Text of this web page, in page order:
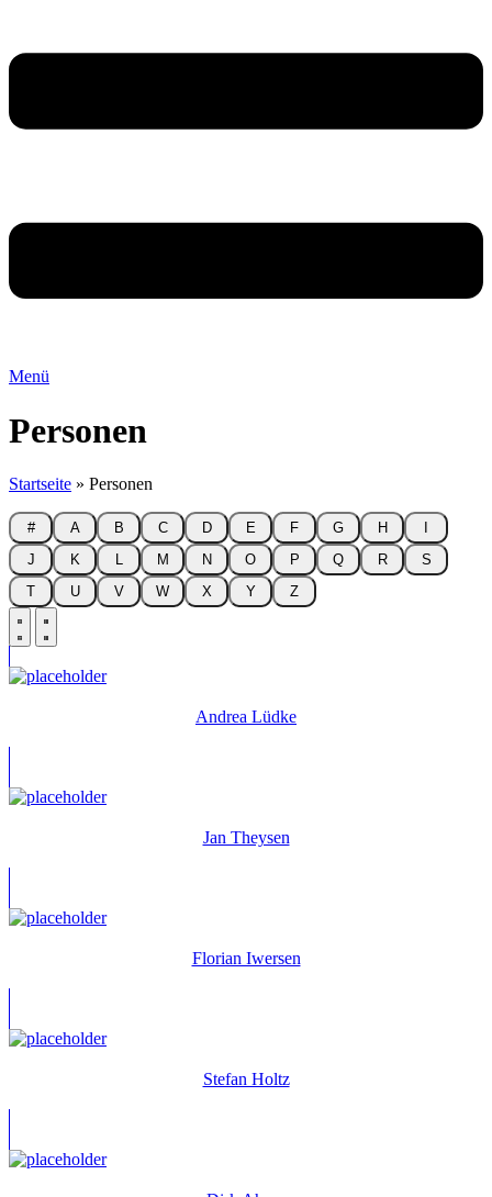
Menü
Personen
Startseite » Personen
# A B C D E F G H
J
K M N O P Q R
S
T
U V W X Y Z
Andrea Lüdke
Jan Theysen
Florian Iwersen
Stefan Holtz